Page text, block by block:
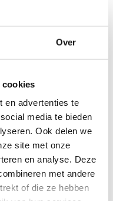
Over
cookies
en advertenties te
media te bieden
Ook delen we
site met onze
en analyse. Deze
met andere
of die ze hebben
product?
the right product